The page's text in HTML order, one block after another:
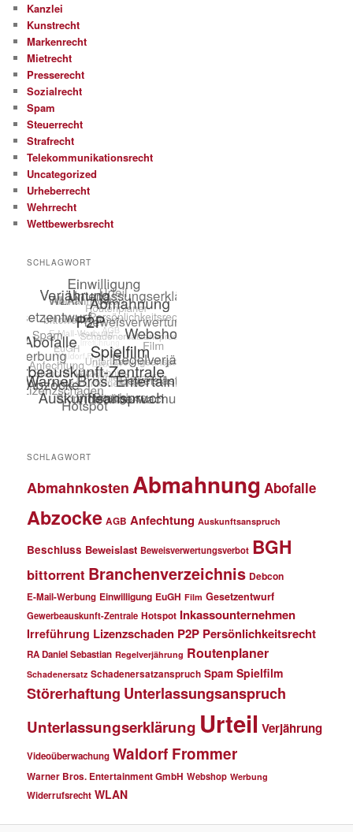
Kanzlei
Kunstrecht
Markenrecht
Mietrecht
Presserecht
Sozialrecht
Spam
Steuerrecht
Strafrecht
Telekommunikationsrecht
Uncategorized
Urheberrecht
Wehrrecht
Wettbewerbsrecht
SCHLAGWORT
SCHLAGWORT
Abmahnkosten Abmahnung Abofalle
Abzocke AGB Anfechtung Auskunftsanspruch
Beschluss Beweislast Beweisverwertungsverbot BGH
bittorrent Branchenverzeichnis Debcon
E-Mail-Werbung Einwilligung EuGH Film Gesetzentwurf
Gewerbeauskunft-Zentrale Hotspot Inkassounternehmen
Irreführung Lizenzschaden P2P Persönlichkeitsrecht
RA Daniel Sebastian Regelverjährung Routenplaner
Schadenersatz Schadenersatzanspruch Spam Spielfilm
Störerhaftung Unterlassungsanspruch
Unterlassungserklärung Urteil Verjährung
Videoüberwachung Waldorf Frommer
Warner Bros. Entertainment GmbH Webshop Werbung
Widerrufsrecht WLAN